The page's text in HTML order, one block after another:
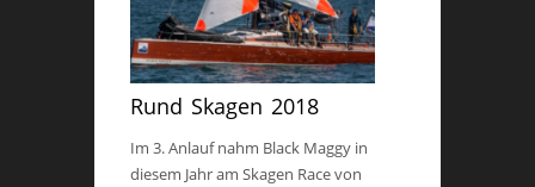
Rund Skagen 2018
Im 3. Anlauf nahm Black Maggy in
diesem Jahr am Skagen Race von